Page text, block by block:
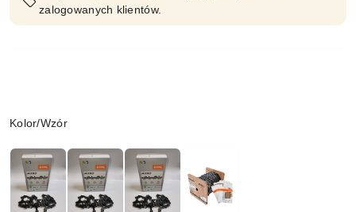
zalogowanych klientów.
Wariant
Kolor/Wzór